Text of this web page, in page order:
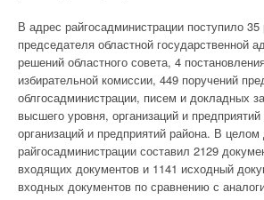
В адрес райгосадминистрации поступило
председателя областной государственной
решений областного совета, 4
избирательной комиссии, 449 поручений
облгосадминистрации, писем и докладных
высшего уровня, организаций и
организаций и предприятий района. В целом
райгосадминистрации составил 2129
входящих документов и 1141 исходный
входных документов по сравнению с